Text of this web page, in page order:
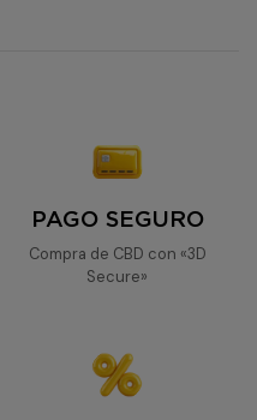
PAGO SEGURO
Compra de CBD con «3D
Secure»